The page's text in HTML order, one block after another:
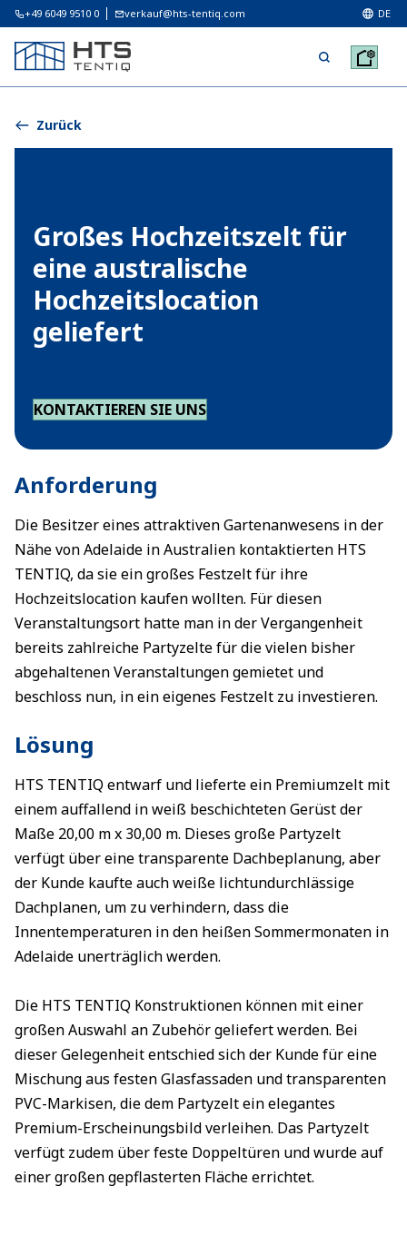
+49 6049 9510 0 verkauf@hts-tentiq.com DE
Zurück
Großes Hochzeitszelt für
eine australische
Hochzeitslocation
geliefert
KONTAKTIEREN SIE UNS
Anforderung
Die Besitzer eines attraktiven Gartenanwesens in der
Nähe von Adelaide in Australien kontaktierten HTS
TENTIQ, da sie ein großes Festzelt für ihre
Hochzeitslocation kaufen wollten. Für diesen
Veranstaltungsort hatte man in der Vergangenheit
bereits zahlreiche Partyzelte für die vielen bisher
abgehaltenen Veranstaltungen gemietet und
beschloss nun, in ein eigenes Festzelt zu investieren.
Lösung
HTS TENTIQ entwarf und lieferte ein Premiumzelt mit
einem auffallend in weiß beschichteten Gerüst der
Maße 20,00 m x 30,00 m. Dieses große Partyzelt
verfügt über eine transparente Dachbeplanung, aber
der Kunde kaufte auch weiße lichtundurchlässige
Dachplanen, um zu verhindern, dass die
Innentemperaturen in den heißen Sommermonaten in
Adelaide unerträglich werden.
Die HTS TENTIQ Konstruktionen können mit einer
großen Auswahl an Zubehör geliefert werden. Bei
dieser Gelegenheit entschied sich der Kunde für eine
Mischung aus festen Glasfassaden und transparenten
PVC-Markisen, die dem Partyzelt ein elegantes
Premium-Erscheinungsbild verleihen. Das Partyzelt
verfügt zudem über feste Doppeltüren und wurde auf
einer großen gepflasterten Fläche errichtet.